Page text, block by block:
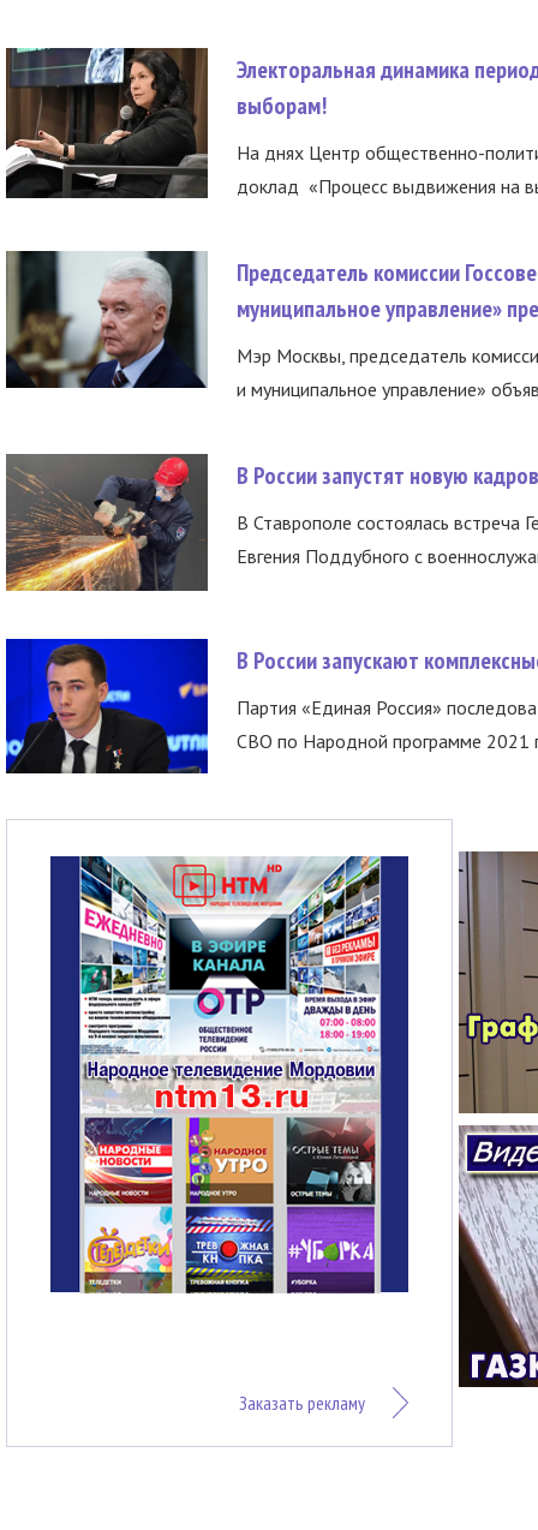
Электоральная динамика
выборам!
На днях Центр общественно-
доклад «Процесс выдвижения на
Председатель комиссии
муниципальное управление»
Мэр Москвы, председатель
и муниципальное управление»
В России запустят новую
В Ставрополе состоялась встреча
Евгения Поддубного с
В России запускают
Партия «Единая Россия»
СВО по Народной программе 2021
Заказать рекламу